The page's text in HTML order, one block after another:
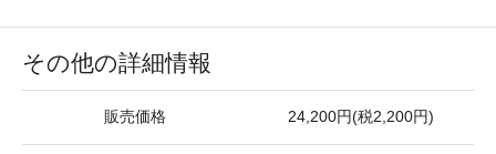
その他の詳細情報
販売価格 24,200円(税2,200円)